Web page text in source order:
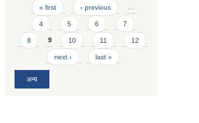
Pages
« first ‹ previous …
4 5 6 7
8 9 10 11 12
next › last »
अन्य